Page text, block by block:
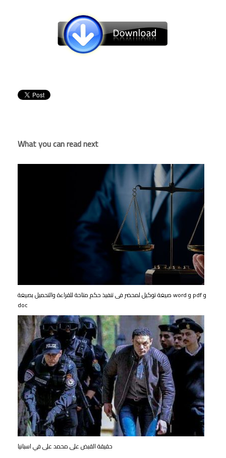
What you can read next
صيغة توكيل لمحضر فى تنفيذ حكم متاحة للقراءة والتحميل بصيغة word و pdf و
doc
حقيقة القبض على محمد على في اسبانيا